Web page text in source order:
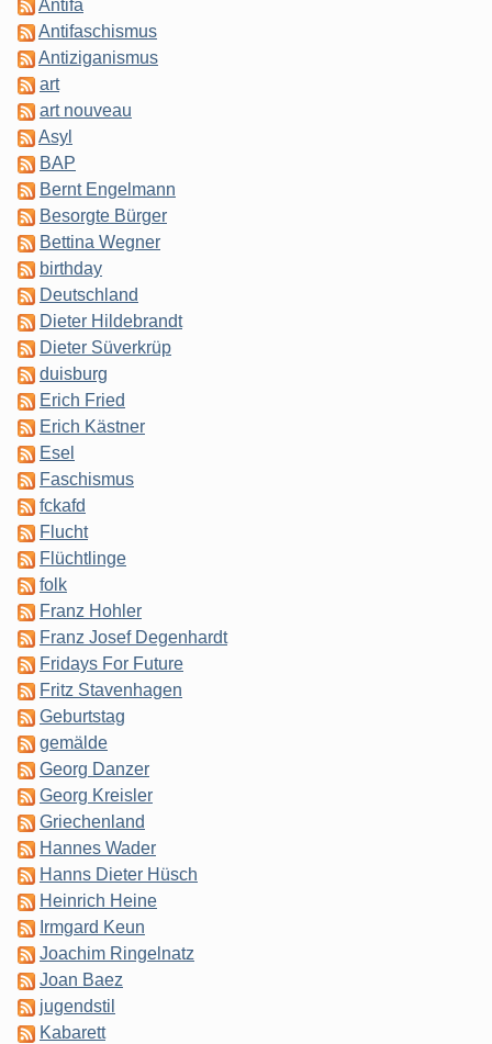
Antifa
Antifaschismus
Antiziganismus
art
art nouveau
Asyl
BAP
Bernt Engelmann
Besorgte Bürger
Bettina Wegner
birthday
Deutschland
Dieter Hildebrandt
Dieter Süverkrüp
duisburg
Erich Fried
Erich Kästner
Esel
Faschismus
fckafd
Flucht
Flüchtlinge
folk
Franz Hohler
Franz Josef Degenhardt
Fridays For Future
Fritz Stavenhagen
Geburtstag
gemälde
Georg Danzer
Georg Kreisler
Griechenland
Hannes Wader
Hanns Dieter Hüsch
Heinrich Heine
Irmgard Keun
Joachim Ringelnatz
Joan Baez
jugendstil
Kabarett